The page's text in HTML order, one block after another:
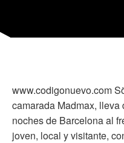
www.codigonuevo.com
camarada Madmax,
noches de Barcelona al
joven, local y visitante,